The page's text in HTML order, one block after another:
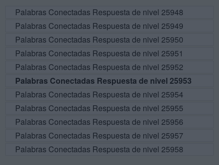
Palabras Conectadas Respuesta de nivel 25948
Palabras Conectadas Respuesta de nivel 25949
Palabras Conectadas Respuesta de nivel 25950
Palabras Conectadas Respuesta de nivel 25951
Palabras Conectadas Respuesta de nivel 25952
Palabras Conectadas Respuesta de nivel 25953
Palabras Conectadas Respuesta de nivel 25954
Palabras Conectadas Respuesta de nivel 25955
Palabras Conectadas Respuesta de nivel 25956
Palabras Conectadas Respuesta de nivel 25957
Palabras Conectadas Respuesta de nivel 25958